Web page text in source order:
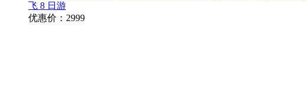
飞 8 日游
优惠价：2999